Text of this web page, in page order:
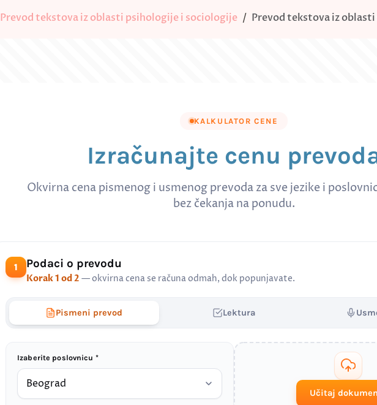
Prevod tekstova iz oblasti psihologije i sociologije Prevod tekstova iz
KALKULATOR CENE
Izračunajte cenu
Okvirna cena pismenog i usmenog prevoda za sve jezike i
bez čekanja na ponudu.
1 Podaci o prevodu
Korak 1 od 2 — okvirna cena se računa odmah, dok popunjavate.
Pismeni prevod Lektura
Izaberite poslovnicu *
Učitaj